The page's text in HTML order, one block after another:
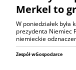
Merkel to
W poniedziałek
prezydenta Niemiec
niemieckie
Zespół wGospodarce